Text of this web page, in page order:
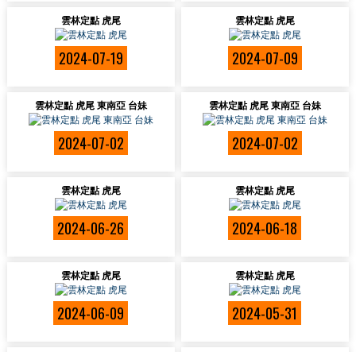
雲林定點 虎尾
2024-07-19
雲林定點 虎尾
2024-07-09
雲林定點 虎尾 東南亞 台妹
2024-07-02
雲林定點 虎尾 東南亞 台妹
2024-07-02
雲林定點 虎尾
2024-06-26
雲林定點 虎尾
2024-06-18
雲林定點 虎尾
2024-06-09
雲林定點 虎尾
2024-05-31